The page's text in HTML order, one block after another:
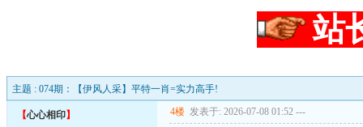
站
主题 : 074期：【伊风人采】平特一肖=实力高手!
【心心相印】 4楼 发表于: 2026-07-08 01:52 ---